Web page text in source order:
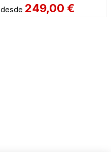
desde 249,00 €